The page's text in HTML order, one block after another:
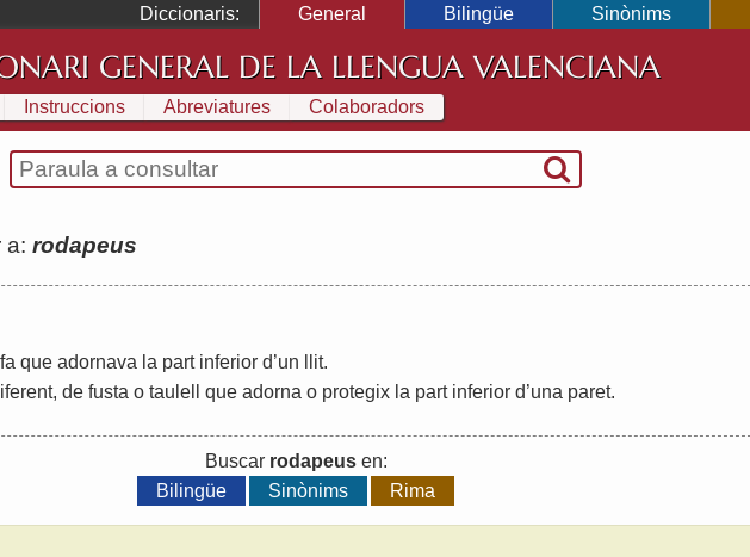
Diccionaris: General Bilingüe Sinònims
GENERAL DE LA LLENGUA VALENCIANA
Instruccions Abreviatures Colaboradors
a: rodapeus
que adornava la part inferior d’un llit.
, de fusta o taulell que adorna o protegix la part inferior d’una paret.
Buscar rodapeusen:
Bilingüe
Sinònims Rima